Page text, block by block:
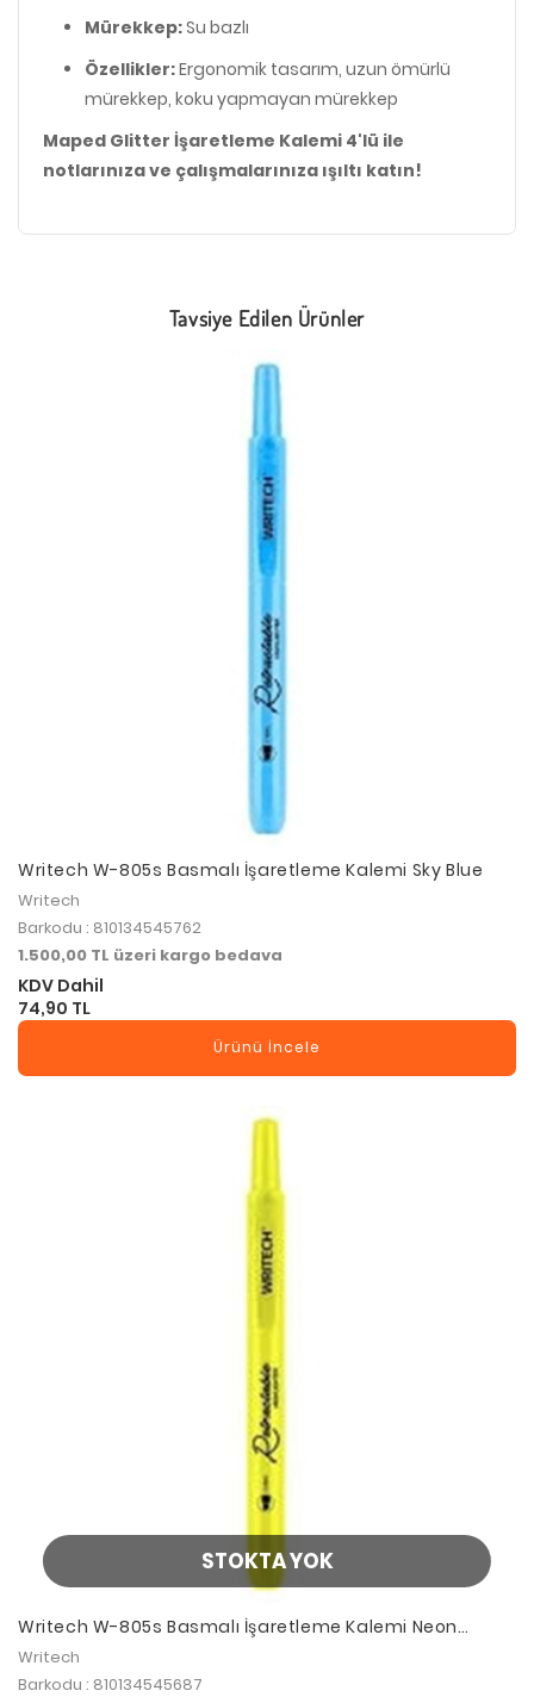
Mürekkep:Su bazlı
Özellikler:Ergonomik tasarım, uzun ömürlü
mürekkep, koku yapmayan mürekkep
Maped Glitter İşaretleme Kalemi 4'lü ile
notlarınıza ve çalışmalarınıza ışıltı katın!
Tavsiye Edilen Ürünler
Writech W-805s Basmalı İşaretleme Kalemi Sky Blue
Writech
Barkodu : 810134545762
1.500,00 TL üzeri kargo bedava
KDV Dahil
74,90 TL
Ürünü İncele
STOKTA YOK
Writech W-805s Basmalı İşaretleme Kalemi Neon
Yellow
Writech
Barkodu : 810134545687